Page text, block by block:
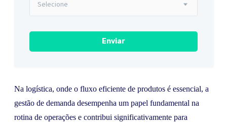
Na logística, onde o fluxo eficiente de produtos é essencial, a
gestão de demanda desempenha um papel fundamental na
rotina de operações e contribui significativamente para